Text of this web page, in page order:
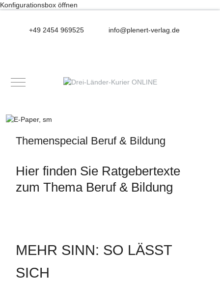
Konfigurationsbox öffnen
+49 2454 969525 info@plenert-verlag.de
Mobile Menu Toggle
Themenspecial Beruf & Bildung
Hier finden Sie Ratgebertexte
zum Thema Beruf & Bildung
MEHR SINN: SO LÄSST
SICH